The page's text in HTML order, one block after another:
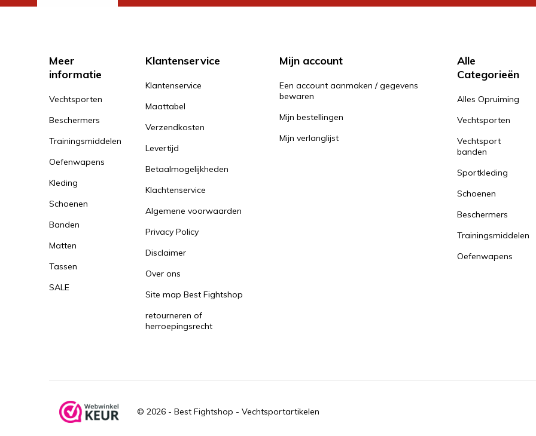
Meer
informatie
Vechtsporten
Beschermers
Trainingsmiddelen
Oefenwapens
Kleding
Schoenen
Banden
Matten
Tassen
SALE
Klantenservice
Klantenservice
Maattabel
Verzendkosten
Levertijd
Betaalmogelijkheden
Klachtenservice
Algemene voorwaarden
Privacy Policy
Disclaimer
Over ons
Site map Best Fightshop
retourneren of
herroepingsrecht
Mijn account
Een account aanmaken / gegevens
bewaren
Mijn bestellingen
Mijn verlanglijst
Alle
Categorieën
Alles Opruiming
Vechtsporten
Vechtsport
banden
Sportkleding
Schoenen
Beschermers
Trainingsmiddelen
Oefenwapens
© 2026 - Best Fightshop - Vechtsportartikelen